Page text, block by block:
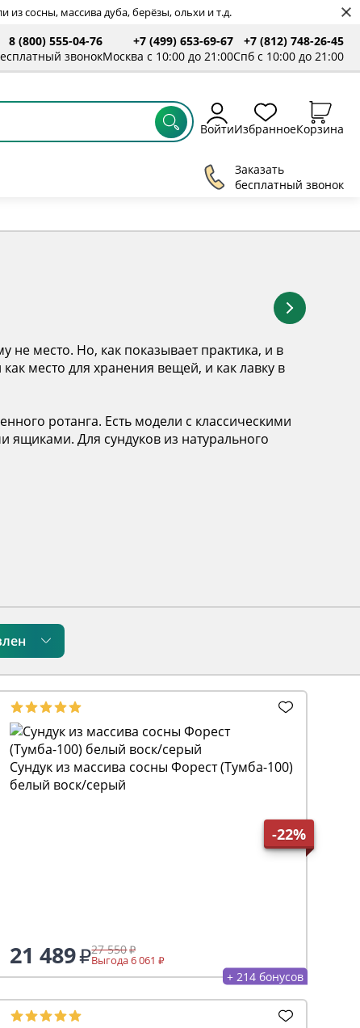
сосны, массива дуба, берёзы, ольхи и т.д.
8 (800) 555-04-76
звонок
+7 (499) 653-69-67
Москва с 10:00 до 21:00
+7 (812) 748-26-45
Спб с 10:00 до 21:00
ВойтиИзбранноеКорзина
Заказать
бесплатный звонок
место. Но, как показывает практика, и в
место для хранения вещей, и как лавку в
ротанга. Есть модели с классическими
Для сундуков из натурального
-22%
Сундук из массива сосны Форест (Тумба-100)
белый воск/серый
21 489 27 550
Выгода 6 061
+ 214 бонусов